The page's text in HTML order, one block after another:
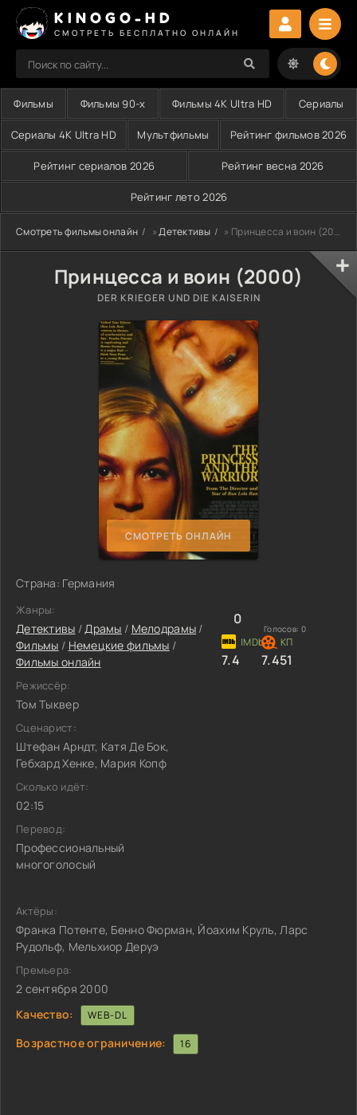
KINOGO-HD
СМОТРЕТЬ БЕСПЛАТНО ОНЛАЙН
Фильмы Фильмы 90-х Фильмы 4K Ultra HD Сериалы
Сериалы 4K Ultra HD Мультфильмы Рейтинг фильмов 2026
Рейтинг сериалов 2026 Рейтинг весна 2026
Рейтинг лето 2026
Смотреть фильмы онлайн »Детективы » Принцесса и воин (2000)
Принцесса и воин (2000)
DER KRIEGER UND DIE KAISERIN
СМОТРЕТЬ ОНЛАЙН
Страна: Германия
Жанры:
Детективы /Драмы / Мелодрамы /
Фильмы / Немецкие фильмы /
Фильмы онлайн
Режиссёр:
Том Тыквер
Сценарист:
Штефан Арндт, Катя Де Бок,
Гебхард Хенке, Мария Копф
Сколько идёт:
02:15
Перевод:
Профессиональный
многоголосый
0
Голосов: 0
7.4 7.451
Актёры:
Франка Потенте, Бенно Фюрман, Йоахим Круль, Ларс
Рудольф, Мельхиор Деруэ
Премьера:
2 сентября 2000
Качество:
WEB-DL
Возрастное ограничение: 16